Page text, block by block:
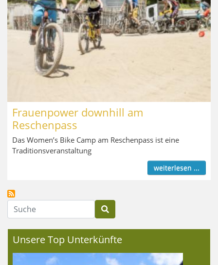
Frauenpower downhill am
Reschenpass
Das Women’s Bike Camp am Reschenpass ist eine
Traditionsveranstaltung
weiterlesen ...
Suche
Unsere Top Unterkünfte